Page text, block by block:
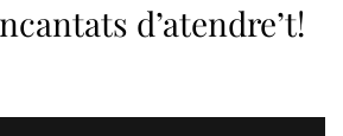
d’atendre’t!